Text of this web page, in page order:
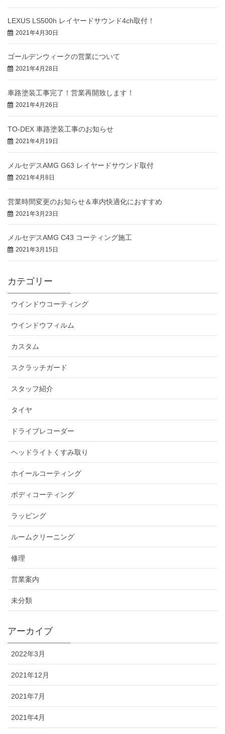
LEXUS LS500h レイヤードサウンド4ch取付！
2021年4月30日
ゴールデンウィークの営業について
2021年4月28日
車路塗装工事完了！営業再開致します！
2021年4月26日
TO-DEX 車路塗装工事のお知らせ
2021年4月19日
メルセデスAMG G63 レイヤードサウンド取付
2021年4月8日
営業時間変更のお知らせ＆車内快適化におすすめ
2021年3月23日
メルセデスAMG C43 コーティング施工
2021年3月15日
カテゴリー
ウインドウコーティング
ウインドウフィルム
カスタム
スクラッチガード
スタッフ紹介
タイヤ
ドライブレコーダー
ヘッドライトくすみ取り
ホイールコーティング
ボディコーティング
ラッピング
ルームクリーニング
修理
営業案内
未分類
アーカイブ
2022年3月
2021年12月
2021年7月
2021年4月